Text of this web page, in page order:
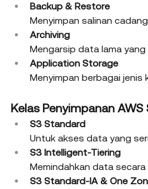
Backup & Restore
Menyimpan salinan
Archiving
Mengarsip data lama
Application Storage
Menyimpan berbagai jenis
Kelas Penyimpanan AWS
S3 Standard
Untuk akses data yang
S3 Intelligent-Tiering
Memindahkan data
S3 Standard-IA & One